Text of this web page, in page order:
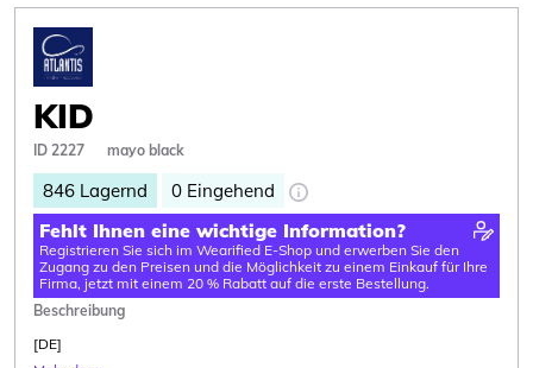
KID
ID 2227 mayo black
846 Lagernd 0 Eingehend
Fehlt Ihnen eine wichtige Information?
Registrieren Sie sich im Wearified E-Shop und erwerben Sie den
Zugang zu den Preisen und die Möglichkeit zu einem Einkauf für Ihre
Firma, jetzt mit einem 20 % Rabatt auf die erste Bestellung.
Beschreibung
[DE]